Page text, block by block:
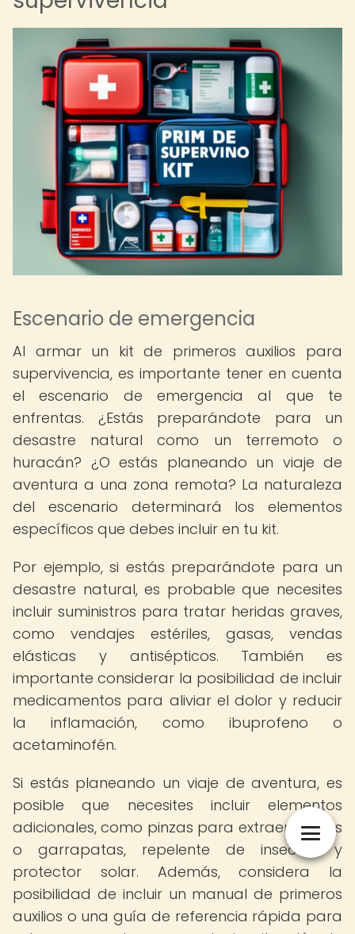
Escenario de emergencia
Al armar un kit de primeros auxilios para
supervivencia, es importante tener en cuenta
el escenario de emergencia al que te
enfrentas. ¿Estás preparándote para un
desastre natural como un terremoto o
huracán? ¿O estás planeando un viaje de
aventura a una zona remota? La naturaleza
del escenario determinará los elementos
específicos que debes incluir en tu kit.
Por ejemplo, si estás preparándote para un
desastre natural, es probable que necesites
incluir suministros para tratar heridas graves,
como vendajes estériles, gasas, vendas
elásticas y antisépticos. También es
importante considerar la posibilidad de incluir
medicamentos para aliviar el dolor y reducir
la inflamación, como ibuprofeno o
acetaminofén.
Si estás planeando un viaje de aventura, es
posible que necesites incluir elementos
adicionales, como pinzas para extraer astillas
o garrapatas, repelente de insectos y
protector solar. Además, considera la
posibilidad de incluir un manual de primeros
auxilios o una guía de referencia rápida para